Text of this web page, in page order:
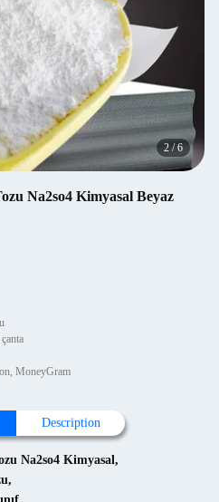
2/6
Na2so4 Kimyasal Beyaz
MoneyGram
Description
Na2so4 Kimyasal,
,